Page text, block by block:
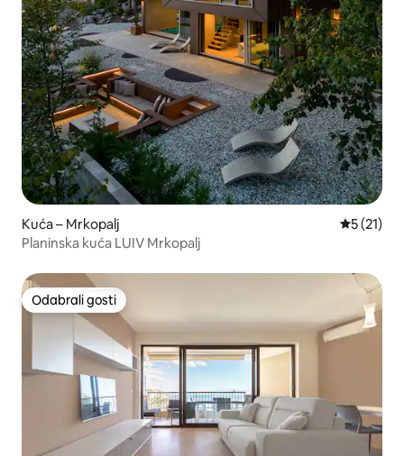
Kuća – Mrkopalj Prosječna
5 (21)
Planinska kuća LUIV Mrkopalj
Odabrali gosti
Odabrali gosti